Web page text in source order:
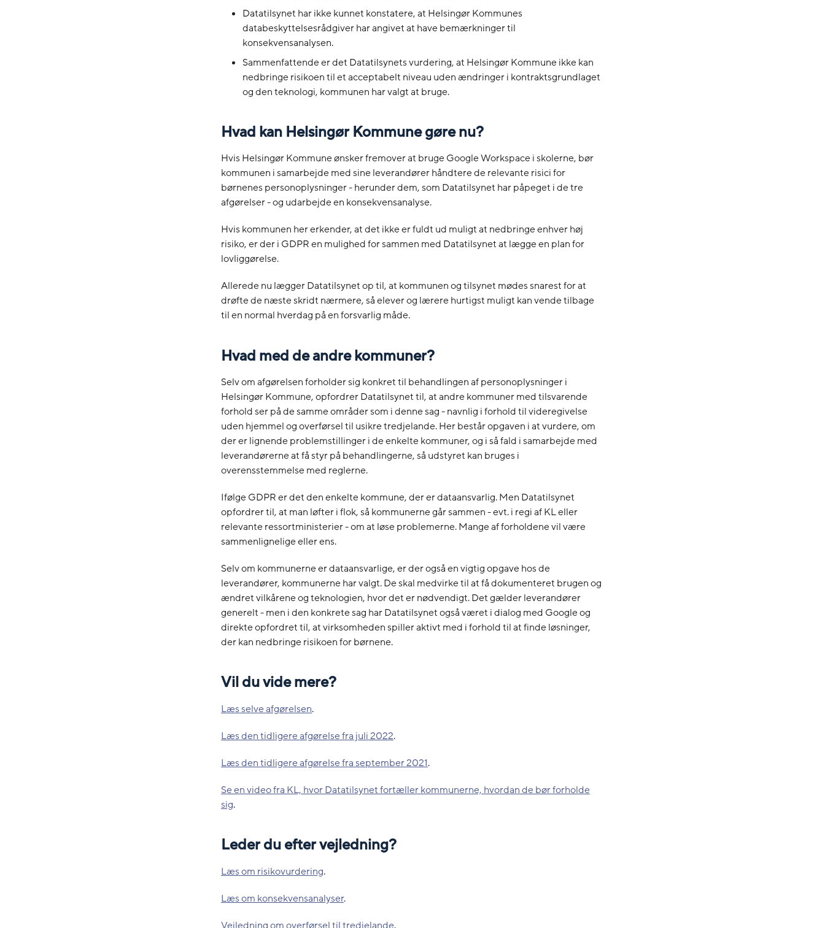
Datatilsynet har ikke kunnet konstatere, at Helsingør Kommunes
databeskyttelsesrådgiver har angivet at have bemærkninger til
konsekvensanalysen.
Sammenfattende er det Datatilsynets vurdering, at Helsingør Kommune ikke kan
nedbringe risikoen til et acceptabelt niveau uden ændringer i kontraktsgrundlaget
og den teknologi, kommunen har valgt at bruge.
Hvad kan Helsingør Kommune gøre nu?
Hvis Helsingør Kommune ønsker fremover at bruge Google Workspace i skolerne, bør
kommunen i samarbejde med sine leverandører håndtere de relevante risici for
børnenes personoplysninger - herunder dem, som Datatilsynet har påpeget i de tre
afgørelser - og udarbejde en konsekvensanalyse.
Hvis kommunen her erkender, at det ikke er fuldt ud muligt at nedbringe enhver høj
risiko, er der i GDPR en mulighed for sammen med Datatilsynet at lægge en plan for
lovliggørelse.
Allerede nu lægger Datatilsynet op til, at kommunen og tilsynet mødes snarest for at
drøfte de næste skridt nærmere, så elever og lærere hurtigst muligt kan vende tilbage
til en normal hverdag på en forsvarlig måde.
Hvad med de andre kommuner?
Selv om afgørelsen forholder sig konkret til behandlingen af personoplysninger i
Helsingør Kommune, opfordrer Datatilsynet til, at andre kommuner med tilsvarende
forhold ser på de samme områder som i denne sag - navnlig i forhold til videregivelse
uden hjemmel og overførsel til usikre tredjelande. Her består opgaven i at vurdere, om
der er lignende problemstillinger i de enkelte kommuner, og i så fald i samarbejde med
leverandørerne at få styr på behandlingerne, så udstyret kan bruges i
overensstemmelse med reglerne.
Ifølge GDPR er det den enkelte kommune, der er dataansvarlig. Men Datatilsynet
opfordrer til, at man løfter i flok, så kommunerne går sammen - evt. i regi af KL eller
relevante ressortministerier - om at løse problemerne. Mange af forholdene vil være
sammenlignelige eller ens.
Selv om kommunerne er dataansvarlige, er der også en vigtig opgave hos de
leverandører, kommunerne har valgt. De skal medvirke til at få dokumenteret brugen og
ændret vilkårene og teknologien, hvor det er nødvendigt. Det gælder leverandører
generelt - men i den konkrete sag har Datatilsynet også været i dialog med Google og
direkte opfordret til, at virksomheden spiller aktivt med i forhold til at finde løsninger,
der kan nedbringe risikoen for børnene.
Vil du vide mere?
Læs selve afgørelsen.
Læs den tidligere afgørelse fra juli 2022.
Læs den tidligere afgørelse fra september 2021.
Se en video fra KL, hvor Datatilsynet fortæller kommunerne, hvordan de bør forholde
sig.
Leder du efter vejledning?
Læs om risikovurdering.
Læs om konsekvensanalyser.